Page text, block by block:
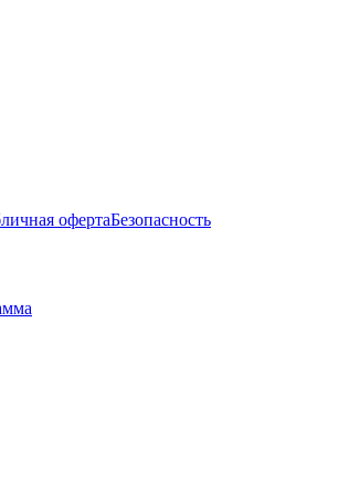
офертаБезопасность